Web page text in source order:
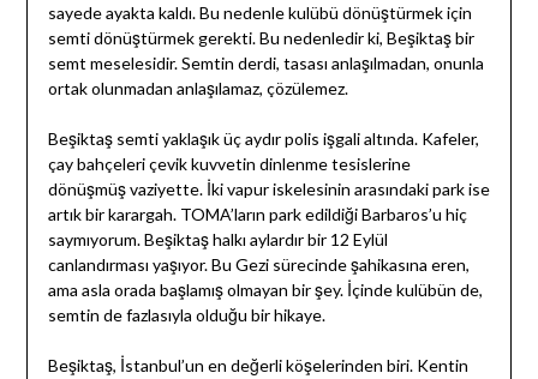
sayede ayakta kaldı. Bu nedenle kulübü dönüştürmek için
semti dönüştürmek gerekti. Bu nedenledir ki, Beşiktaş bir
semt meselesidir. Semtin derdi, tasası anlaşılmadan, onunla
ortak olunmadan anlaşılamaz, çözülemez.
Beşiktaş semti yaklaşık üç aydır polis işgali altında. Kafeler,
çay bahçeleri çevik kuvvetin dinlenme tesislerine
dönüşmüş vaziyette. İki vapur iskelesinin arasındaki park ise
artık bir karargah. TOMA’ların park edildiği Barbaros’u hiç
saymıyorum. Beşiktaş halkı aylardır bir 12 Eylül
canlandırması yaşıyor. Bu Gezi sürecinde şahikasına eren,
ama asla orada başlamış olmayan bir şey. İçinde kulübün de,
semtin de fazlasıyla olduğu bir hikaye.
Beşiktaş, İstanbul’un en değerli köşelerinden biri. Kentin